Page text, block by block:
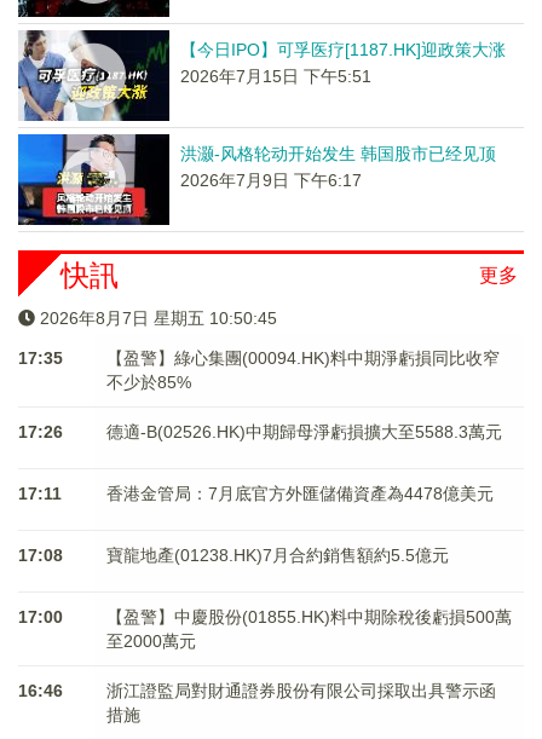
【今日IPO】可孚医疗[1187.HK]迎政策大涨
2026年7月15日 下午5:51
洪灏-风格轮动开始发生 韩国股市已经见顶
2026年7月9日 下午6:17
更多
快訊
2026年8月7日 星期五 10:50:45
17:35
【盈警】綠心集團(00094.HK)料中期淨虧損同比收窄
不少於85%
17:26 德適-B(02526.HK)中期歸母淨虧損擴大至5588.3萬元
17:11 香港金管局：7月底官方外匯儲備資產為4478億美元
17:08 寶龍地產(01238.HK)7月合約銷售額約5.5億元
17:00
【盈警】中慶股份(01855.HK)料中期除稅後虧損500萬
至2000萬元
16:46
浙江證監局對財通證券股份有限公司採取出具警示函
措施